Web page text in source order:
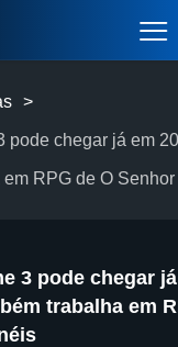
>
pode chegar já em
RPG de O
3 pode chegar
trabalha em